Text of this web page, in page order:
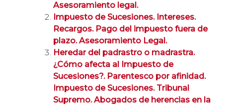
Asesoramiento legal.
Impuesto de Sucesiones. Intereses.
Recargos. Pago del impuesto fuera de
plazo. Asesoramiento Legal.
Heredar del padrastro o madrastra.
¿Cómo afecta al Impuesto de
Sucesiones?. Parentesco por afinidad.
Impuesto de Sucesiones. Tribunal
Supremo. Abogados de herencias en la